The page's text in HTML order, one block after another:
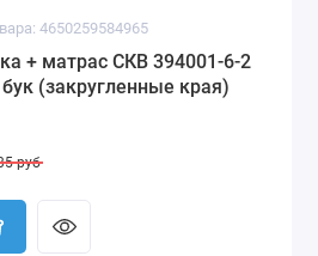
4650259584965
+ матрас СКВ 394001-6-2
(закругленные края)
руб